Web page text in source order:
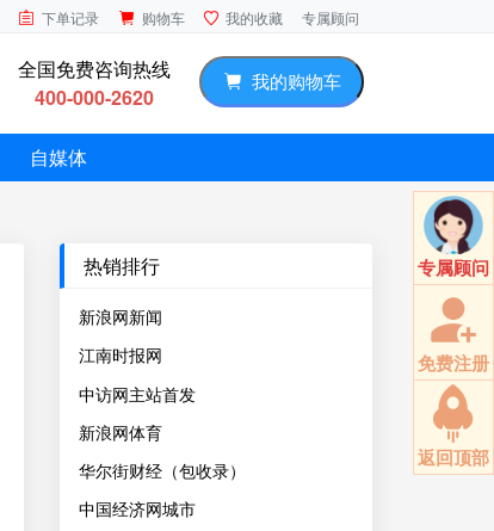
下单记录 购物车 我的收藏 专属顾问
全国免费咨询热线
400-000-2620
我的购物车
自媒体
热销排行
新浪网新闻
江南时报网
中访网主站首发
新浪网体育
华尔街财经（包收录）
中国经济网城市
专属顾问
免费注册
返回顶部